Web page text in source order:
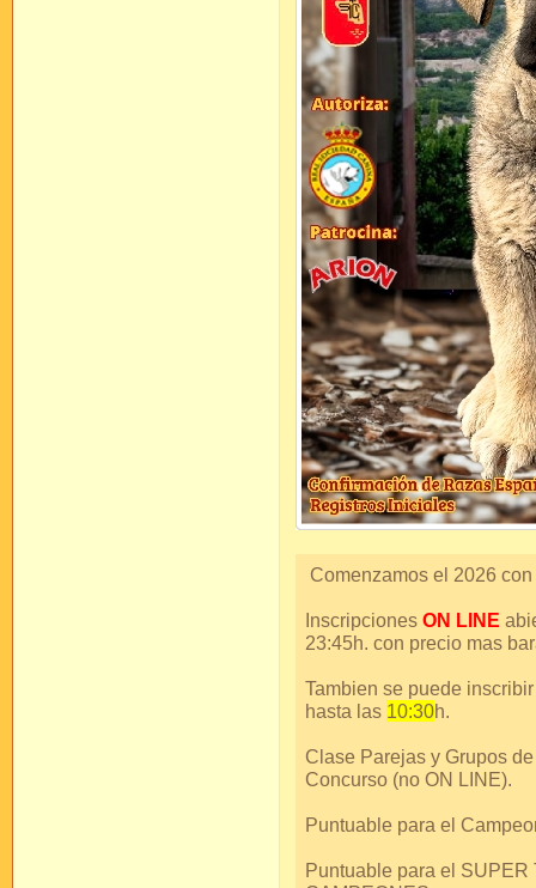
Comenzamos el 2026
Inscripciones ON LINE
23:45h. con precio mas
Tambien se puede
hasta las 10:30h.
Clase Parejas y Grupos
Concurso (no ON LINE).
Puntuable para el
Puntuable para el